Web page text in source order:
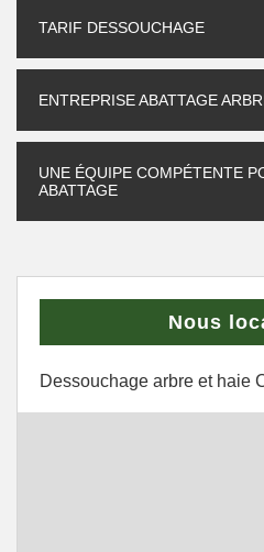
TARIF DESSOUCHAGE
ENTREPRISE ABATTAGE
UNE ÉQUIPE COMPÉTENTE
ABATTAGE
Nous
Dessouchage arbre et haie